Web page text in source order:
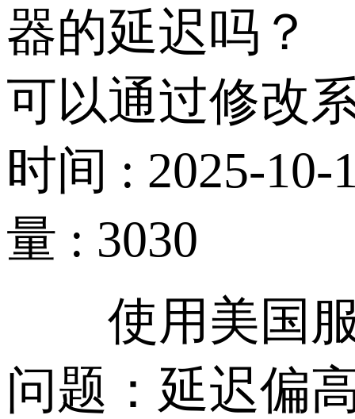
器的延迟吗？
可以通过修改
时间 : 2025-10-
量 : 3030
使用美国服
问题：延迟偏